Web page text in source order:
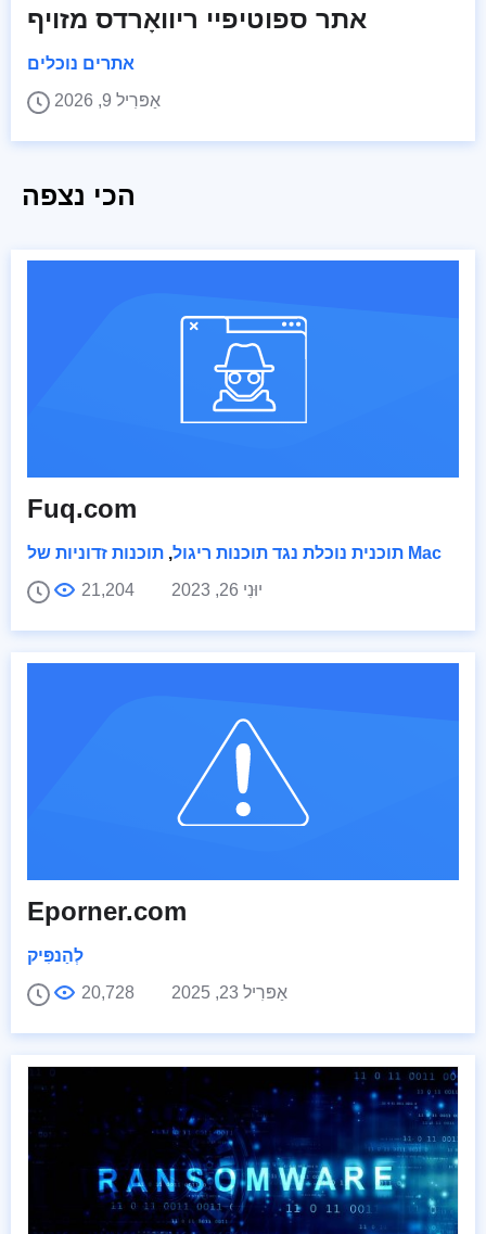
אתר ספוטיפיי ריוואָרדס מזויף
אתרים נוכלים
אַפּרִיל 9, 2026
הכי נצפה
Fuq.com
תוכנית נוכלת נגד תוכנות ריגול,
תוכנות זדוניות של Mac
יוּנִי 26, 2023
21,204
Eporner.com
לְהַנפִּיק
אַפּרִיל 23, 2025
20,728